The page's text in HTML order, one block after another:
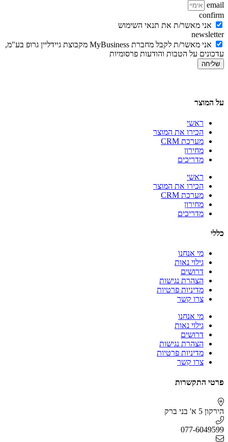
email
confirm
אני מאשר/ת את תנאי השימוש
newsletter
אני מאשר/ת לקבל מחברת MyBusiness מקבוצת גיידליין גרופ בע"מ,
עדכונים על הטבות והודעות פרסומיות
שליחה
על המוצר
ראשי
הכירו את המוצר
מערכת CRM
מחירון
מדריכים
ראשי
הכירו את המוצר
מערכת CRM
מחירון
מדריכים
כללי
מי אנחנו
גילוי נאות
דרושים
הצהרת נגישות
מדיניות פרטיות
צרו קשר
מי אנחנו
גילוי נאות
דרושים
הצהרת נגישות
מדיניות פרטיות
צרו קשר
פרטי התקשרות
הירקון 5 א' בני ברק
077-6049599